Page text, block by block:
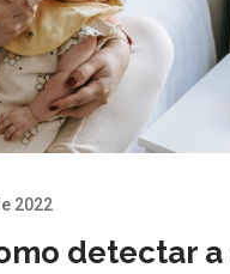
2022
detectar